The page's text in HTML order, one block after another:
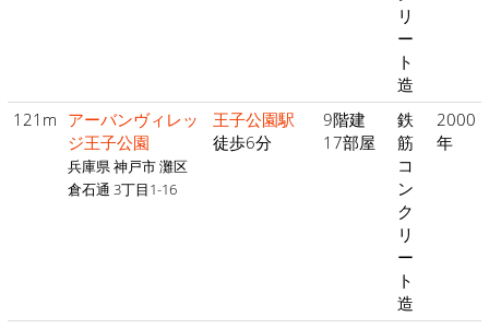
リ
ー
ト
造
121m アーバンヴィレッ
ジ王子公園
兵庫県 神戸市 灘区
倉石通 3丁目1-16
王子公園駅
徒歩6分
9階建
17部屋
鉄
筋
コ
ン
ク
リ
ー
ト
造
2000
年